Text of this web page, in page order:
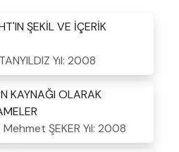
ŞEKİL VE İÇERİK
Yıl: 2008
KAYNAĞI OLARAK
ŞEKER Yıl: 2008